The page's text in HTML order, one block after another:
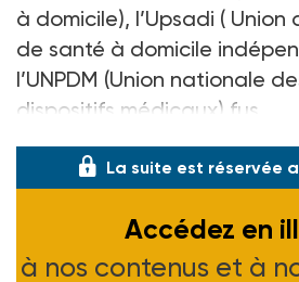
à domicile), l’Upsadi (
de santé à domicile
l’UNPDM (Union nationale
dispositifs médicaux) fus
La suite est réservée
Accédez en
à nos contenus et à